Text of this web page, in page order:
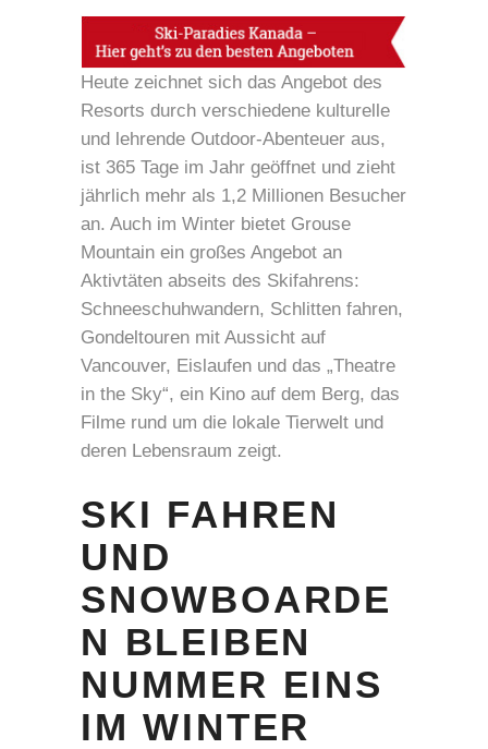
Heute zeichnet sich das Angebot des
Resorts durch verschiedene kulturelle
und lehrende Outdoor-Abenteuer aus,
ist 365 Tage im Jahr geöffnet und zieht
jährlich mehr als 1,2 Millionen Besucher
an. Auch im Winter bietet Grouse
Mountain ein großes Angebot an
Aktivtäten abseits des Skifahrens:
Schneeschuhwandern, Schlitten fahren,
Gondeltouren mit Aussicht auf
Vancouver, Eislaufen und das „Theatre
in the Sky“, ein Kino auf dem Berg, das
Filme rund um die lokale Tierwelt und
deren Lebensraum zeigt.
SKI FAHREN
UND
SNOWBOARDE
N BLEIBEN
NUMMER EINS
IM WINTER